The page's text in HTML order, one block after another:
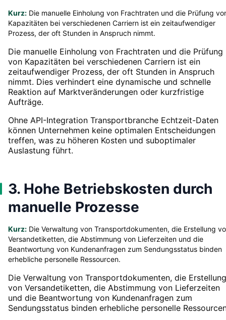
Kurz: Die manuelle Einholung von Frachtraten und die Prüfung
Kapazitäten bei verschiedenen Carriern ist ein zeitaufwendiger
Prozess, der oft Stunden in Anspruch nimmt.
Die manuelle Einholung von Frachtraten und die Prüfung
von Kapazitäten bei verschiedenen Carriern ist ein
zeitaufwendiger Prozess, der oft Stunden in Anspruch
nimmt. Dies verhindert eine dynamische und schnelle
Reaktion auf Marktveränderungen oder kurzfristige
Aufträge.
Ohne API-Integration Transportbranche Echtzeit-Daten
können Unternehmen keine optimalen Entscheidungen
treffen, was zu höheren Kosten und suboptimaler
Auslastung führt.
3. Hohe Betriebskosten durch
manuelle Prozesse
Kurz: Die Verwaltung von Transportdokumenten, die Erstellung
Versandetiketten, die Abstimmung von Lieferzeiten und die
Beantwortung von Kundenanfragen zum Sendungsstatus binden
erhebliche personelle Ressourcen.
Die Verwaltung von Transportdokumenten, die Erstellung
von Versandetiketten, die Abstimmung von Lieferzeiten
und die Beantwortung von Kundenanfragen zum
Sendungsstatus binden erhebliche personelle